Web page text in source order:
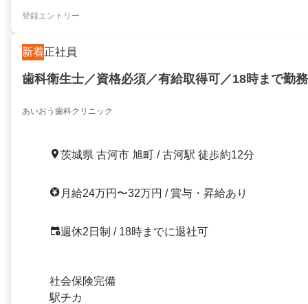
登録エントリー
新着正社員
歯科衛生士／資格必須／有給取得可／18時まで勤
あいおう歯科クリニック
茨城県 古河市 旭町 / 古河駅 徒歩約12分
月給24万円〜32万円 / 賞与・昇給あり
週休2日制 / 18時までに退社可
社会保険完備
駅チカ